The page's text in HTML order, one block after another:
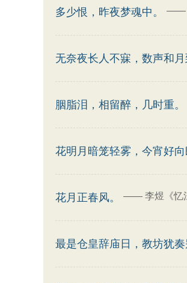
多少恨，昨夜梦魂中。 ——
无奈夜长人不寐，数声和月
胭脂泪，相留醉，几时重。
花明月暗笼轻雾，今宵好向
花月正春风。 —— 李煜《忆
最是仓皇辞庙日，教坊犹奏